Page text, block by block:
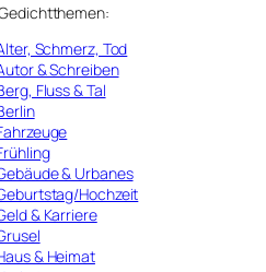
:
Schmerz, Tod
& Schreiben
Fluss & Tal
& Urbanes
Hochzeit
& Karriere
& Heimat